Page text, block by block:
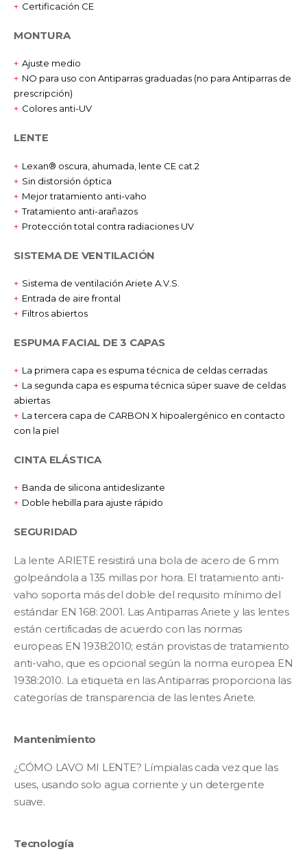
Certificación CE
MONTURA
Ajuste medio
NO para uso con Antiparras graduadas (no para Antiparras de
prescripción)
Colores anti-UV
LENTE
Lexan® oscura, ahumada, lente CE cat.2
Sin distorsión óptica
Mejor tratamiento anti-vaho
Tratamiento anti-arañazos
Protección total contra radiaciones UV
SISTEMA DE VENTILACIÓN
Sistema de ventilación Ariete A.V.S.
Entrada de aire frontal
Filtros abiertos
ESPUMA FACIAL DE 3 CAPAS
La primera capa es espuma técnica de celdas cerradas
La segunda capa es espuma técnica súper suave de celdas
abiertas
La tercera capa de CARBON X hipoalergénico en contacto
con la piel
CINTA ELÁSTICA
Banda de silicona antideslizante
Doble hebilla para ajuste rápido
SEGURIDAD
La lente ARIETE resistirá una bola de acero de 6 mm
golpeándola a 135 millas por hora. El tratamiento anti-
vaho soporta más del doble del requisito mínimo del
estándar EN 168: 2001. Las Antiparras Ariete y las lentes
están certificadas de acuerdo con las normas
europeas EN 1938:2010; están provistas de tratamiento
anti-vaho, que es opcional según la norma europea EN
1938:2010. La etiqueta en las Antiparras proporciona las
categorías de transparencia de las lentes Ariete.
Mantenimiento
¿CÓMO LAVO MI LENTE? Límpialas cada vez que las
uses, usando solo agua corriente y un detergente
suave.
Tecnología